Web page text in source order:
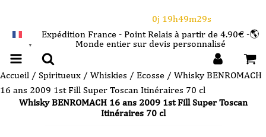
0j 19h49m28s
▼
Expédition France - Point Relais à partir de 4.90€ -🌎
Monde entier sur devis personnalisé
Accueil / Spiritueux / Whiskies / Ecosse / Whisky BENROMACH
16 ans 2009 1st Fill Super Toscan Itinéraires 70 cl
Whisky BENROMACH 16 ans 2009 1st Fill Super Toscan
Itinéraires 70 cl